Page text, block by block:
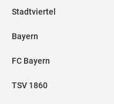
Stadtviertel
Bayern
FC Bayern
TSV 1860